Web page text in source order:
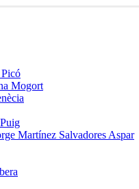
Mogort
Martínez Salvadores Aspar